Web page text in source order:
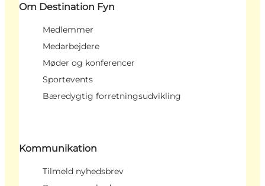
Om Destination Fyn
Medlemmer
Medarbejdere
Møder og konferencer
Sportevents
Bæredygtig forretningsudvikling
Kommunikation
Tilmeld nyhedsbrev